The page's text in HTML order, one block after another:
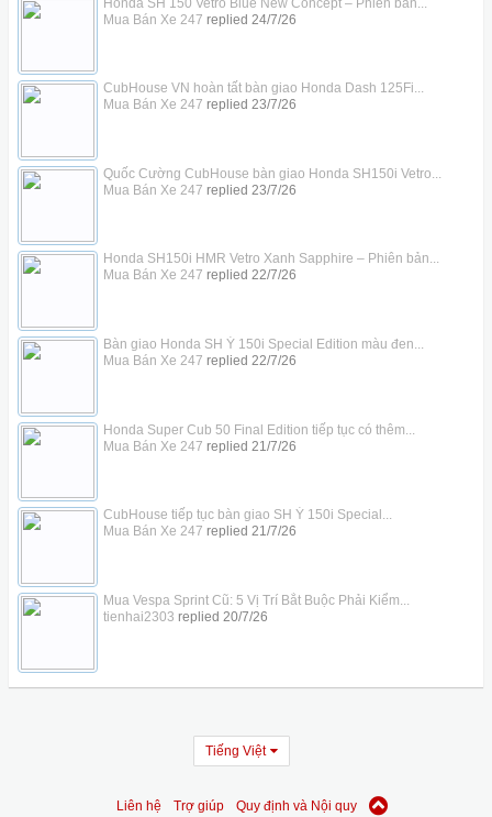
Mua Bán Xe 247 replied 24/7/26
CubHouse VN hoàn tất bàn giao Honda Dash 125Fi...
Mua Bán Xe 247 replied 23/7/26
Quốc Cường CubHouse bàn giao Honda SH150i Vetro...
Mua Bán Xe 247 replied 23/7/26
Honda SH150i HMR Vetro Xanh Sapphire – Phiên bản...
Mua Bán Xe 247 replied 22/7/26
Bàn giao Honda SH Ý 150i Special Edition màu đen...
Mua Bán Xe 247 replied 22/7/26
Honda Super Cub 50 Final Edition tiếp tục có thêm...
Mua Bán Xe 247 replied 21/7/26
CubHouse tiếp tục bàn giao SH Ý 150i Special...
Mua Bán Xe 247 replied 21/7/26
Mua Vespa Sprint Cũ: 5 Vị Trí Bắt Buộc Phải Kiểm...
tienhai2303 replied 20/7/26
Tiếng Việt
Liên hệ Trợ giúp Quy định và Nội quy